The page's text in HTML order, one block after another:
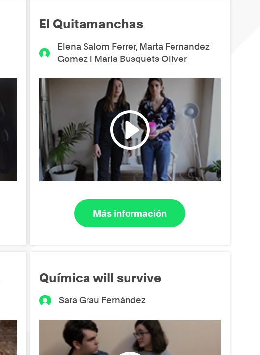
El Quitamanchas
Elena Salom Ferrer, Marta Fernandez
Gomez i Maria Busquets Oliver
Más información
Química will survive
Sara Grau Fernández